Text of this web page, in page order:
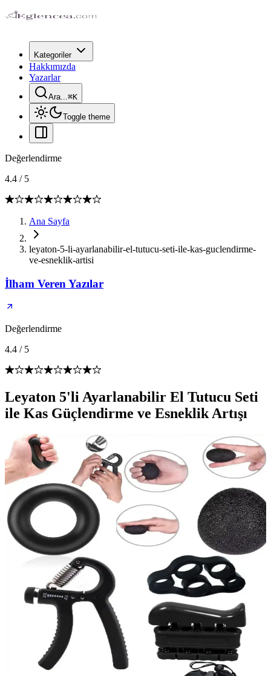
Kategoriler
Hakkımızda
Yazarlar
Ara...⌘K
Toggle theme
Değerlendirme
4.4 / 5
Ana Sayfa
leyaton-5-li-ayarlanabilir-el-tutucu-seti-ile-kas-guclendirme-
ve-esneklik-artisi
İlham Veren Yazılar
Değerlendirme
4.4 / 5
Leyaton 5'li Ayarlanabilir El Tutucu Seti
ile Kas Güçlendirme ve Esneklik Artışı